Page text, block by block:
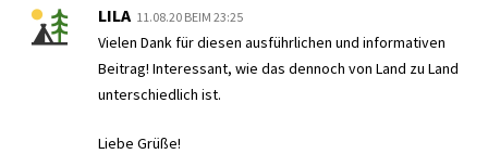
LILA 11.08.20 BEIM 23:25
Vielen Dank für diesen ausführlichen und informativen
Beitrag! Interessant, wie das dennoch von Land zu Land
unterschiedlich ist.
Liebe Grüße!